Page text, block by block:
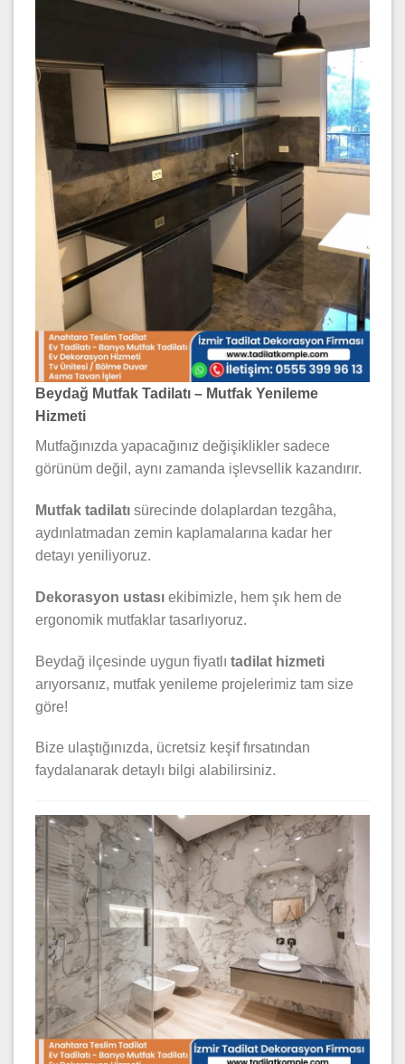
Beydağ Mutfak Tadilatı – Mutfak Yenileme
Hizmeti
Mutfağınızda yapacağınız değişiklikler sadece
görünüm değil, aynı zamanda işlevsellik kazandırır.
Mutfak tadilatı sürecinde dolaplardan tezgâha,
aydınlatmadan zemin kaplamalarına kadar her
detayı yeniliyoruz.
Dekorasyon ustası ekibimizle, hem şık hem de
ergonomik mutfaklar tasarlıyoruz.
Beydağ ilçesinde uygun fiyatlı tadilat hizmeti
arıyorsanız, mutfak yenileme projelerimiz tam size
göre!
Bize ulaştığınızda, ücretsiz keşif fırsatından
faydalanarak detaylı bilgi alabilirsiniz.